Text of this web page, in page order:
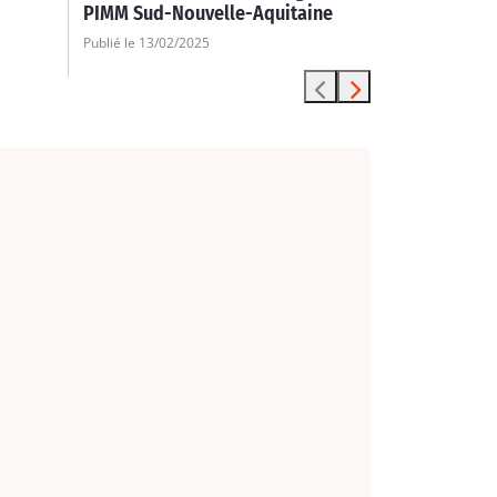
PIMM Sud-Nouvelle-Aquitaine
Publié le 13/02/2025